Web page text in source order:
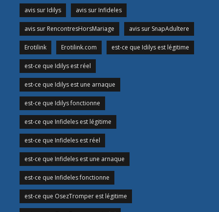
avis sur Idilys avis sur Infideles
avis sur RencontresHorsMariage avis sur SnapAdultere
Erotilink Erotilink.com est-ce que Idilys est légitime
est-ce que Idilys est réel
est-ce que Idilys est une arnaque
est-ce que Idilys fonctionne
est-ce que Infideles est légitime
est-ce que Infideles est réel
est-ce que Infideles est une arnaque
est-ce que Infideles fonctionne
est-ce que OsezTromper est légitime